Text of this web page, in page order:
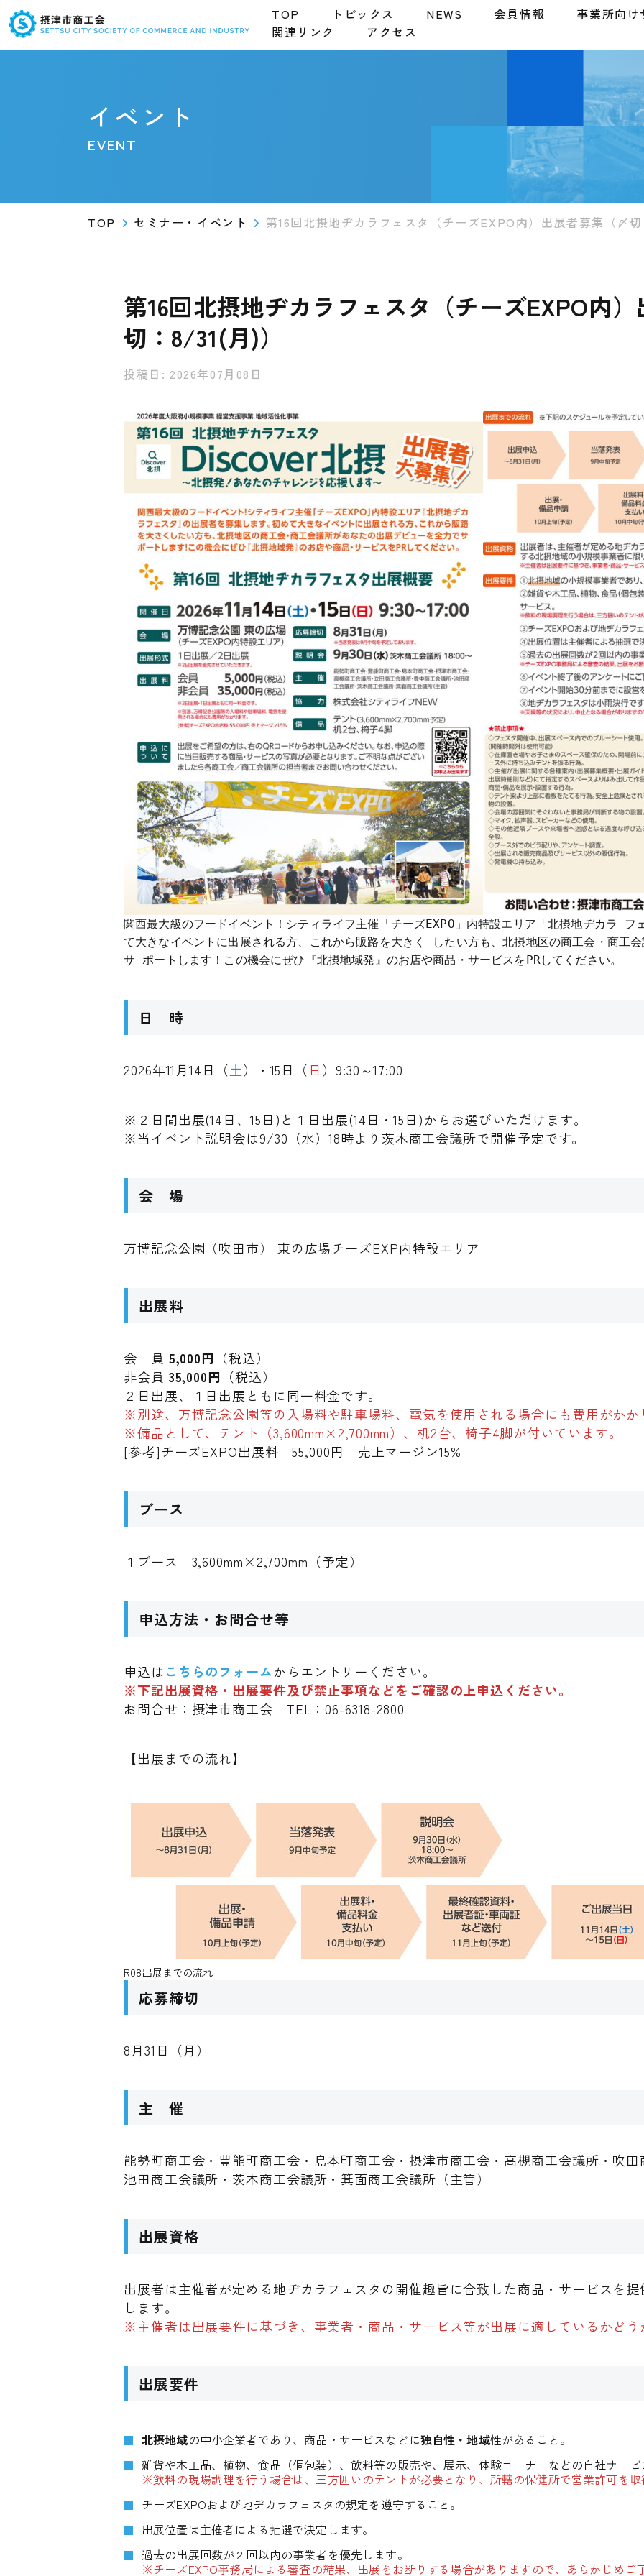
TOP トピックス NEWS 会員情報
事業所向
関連リンク
アクセス
イベント
EVENT
TOP セミナー・イベント 第16回北摂地ヂカラフェスタ（チーズEXPO内）出展者募集（〆
第16回北摂地ヂカラフェスタ（チーズEXPO内
切：8/31(月)）
投稿日: 2026年07月08日
関西最大級のフードイベント！シティライフ主催「チーズEXPO」内特設エリア「北摂地ヂカラ フ
て大きなイベントに出展される方、これから販路を大きく したい方も、北摂地区の商工会・商工
サ ポートします！この機会にぜひ『北摂地域発』のお店や商品・サービスをPRしてください。
日 時
2026年11月14日（土）・15日（日 ）9:30～17:00
※２日間出展(14日、15日)と１日出展(14日・15日)からお選びいただけます。
※当イベント説明会は9/30（水）18時より茨木商工会議所で開催予定です。
会 場
万博記念公園（吹田市） 東の広場チーズEXP内特設エリア
出展料
会 員 5,000円 （税込）
非会員 35,000円 （税込）
２日出展、１日出展ともに同一料金です。
※別途、万博記念公園等の入場料や駐車場料、電気を使用される場合にも費用がかか
※備品として、テント（3,600mm×2,700mm）、机2台、椅子4脚が付いています。
[参考]チーズEXPO出展料 55,000円 売上マージン15%
ブース
１ブース 3,600mm×2,700mm（予定）
申込方法・お問合せ等
申込は こちらのフォームからエントリーください。
※下記出展資格・出展要件及び禁止事項などをご確認の上申込ください。
お問合せ：摂津市商工会 TEL：06-6318-2800
【出展までの流れ】
R08出展までの流れ
応募締切
8月31日（月）
主 催
能勢町商工会・豊能町商工会・島本町商工会・摂津市商工会・高槻商工会議所・吹
池田商工会議所・茨木商工会議所・箕面商工会議所（主管）
出展資格
出展者は主催者が定める地ヂカラフェスタの開催趣旨に合致した商品・サービスを
します。
※主催者は出展要件に基づき、事業者・商品・サービス等が出展に適しているかど
出展要件
北摂地域の中小企業者であり、商品・サービスなどに独自性・地域性があること。
雑貨や木工品、植物、食品（個包装）、飲料等の販売や、展示、体験コーナーなどの自社サー
※飲料の現場調理を行う場合は、三方囲いのテントが必要となり、所轄の保健所で営業許可を
チーズEXPOおよび地ヂカラフェスタの規定を遵守すること。
出展位置は主催者による抽選で決定します。
過去の出展回数が２回以内の事業者を優先します。
※チーズEXPO事務局による審査の結果、出展をお断りする場合がありますので、あらかじめご